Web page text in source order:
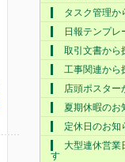
タスク管理か
日報テンプレ
取引文書から
工事関連から
店頭ポスター
夏期休暇のお
定休日のお知
大型連休営業
す